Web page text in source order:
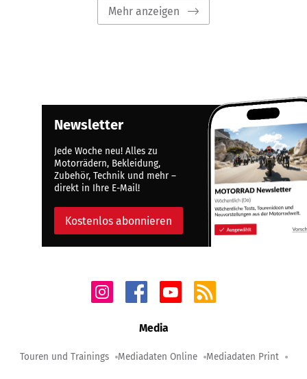
Mehr anzeigen
Newsletter
Jede Woche neu! Alles zu
Motorrädern, Bekleidung,
Zubehör, Technik und mehr –
direkt in Ihre E-Mail!
Kostenlos abonnieren
Media
Touren und Trainings Mediadaten Online Mediadaten Print